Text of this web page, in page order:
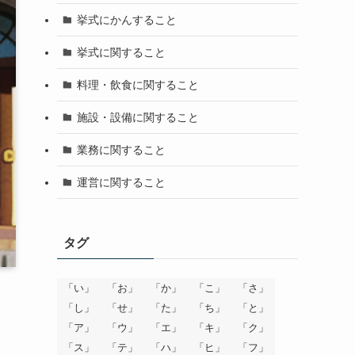
挙式にかんすること
挙式に関すること
料理・飲食に関すること
施設・設備に関すること
業務に関すること
運営に関すること
タグ
「い」 「お」 「か」 「こ」
「さ」
「し」
「せ」 「た」 「ち」
「と」
「ア」
「ウ」 「エ」 「キ」
「ク」
「ス」
「テ」 「ハ」 「ヒ」 「フ」